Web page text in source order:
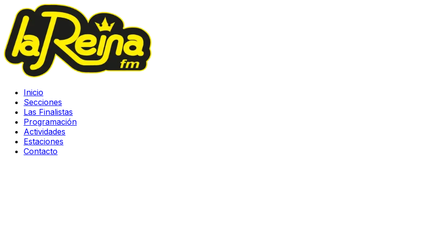
Inicio
Secciones
Las Finalistas
Programación
Actividades
Estaciones
Contacto